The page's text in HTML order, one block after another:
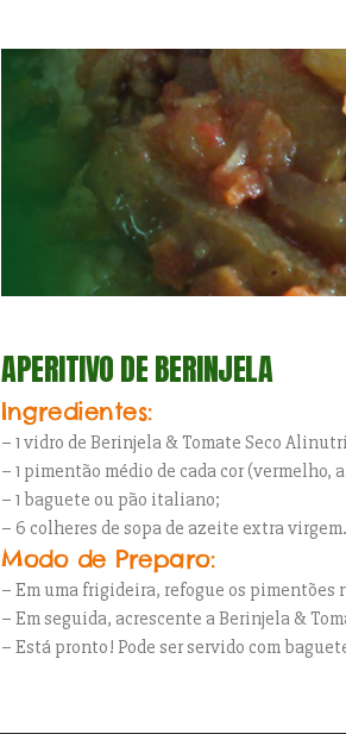
APERITIVO DE BERINJELA
Ingredientes:
– 1 vidro de Berinjela & Tomate Seco
– 1 pimentão médio de cada cor (vermelho,
– 1 baguete ou pão italiano;
– 6 colheres de sopa de azeite extra virgem.
Modo de Preparo:
– Em uma frigideira, refogue os pimentões
– Em seguida, acrescente a Berinjela &
– Está pronto! Pode ser servido com